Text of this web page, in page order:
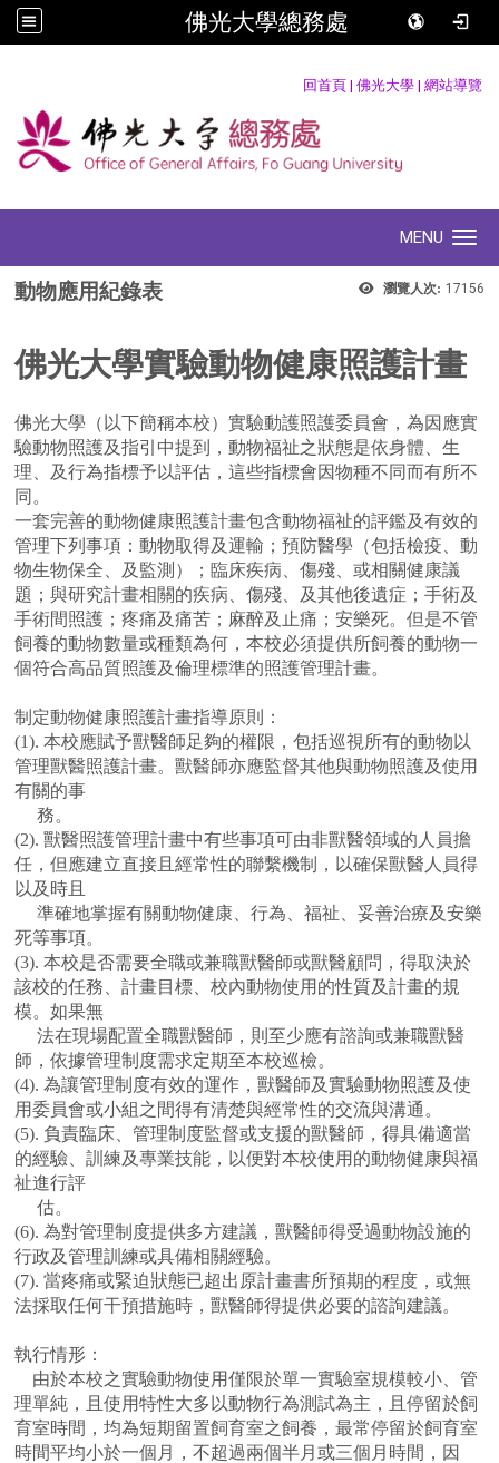
佛光大學總務處
回首頁 | 佛光大學 | 網站導覽
MENU
瀏覽人次: 17156
動物應用紀錄表
佛光大學實驗動物健康照護計畫
佛光大學（以下簡稱本校）實驗動護照護委員會，為因應實
驗動物照護及指引中提到，動物福祉之狀態是依身體、生
理、及行為指標予以評估，這些指標會因物種不同而有所不
同。
一套完善的動物健康照護計畫包含動物福祉的評鑑及有效的
管理下列事項：動物取得及運輸；預防醫學（包括檢疫、動
物生物保全、及監測）；臨床疾病、傷殘、或相關健康議
題；與研究計畫相關的疾病、傷殘、及其他後遺症；手術及
手術間照護；疼痛及痛苦；麻醉及止痛；安樂死。但是不管
飼養的動物數量或種類為何，本校必須提供所飼養的動物一
個符合高品質照護及倫理標準的照護管理計畫。
制定動物健康照護計畫指導原則：
(1). 本校應賦予獸醫師足夠的權限，包括巡視所有的動物以
管理獸醫照護計畫。獸醫師亦應監督其他與動物照護及使用
有關的事
務。
(2). 獸醫照護管理計畫中有些事項可由非獸醫領域的人員擔
任，但應建立直接且經常性的聯繫機制，以確保獸醫人員得
以及時且
準確地掌握有關動物健康、行為、福祉、妥善治療及安樂
死等事項。
(3).本校是否需要全職或兼職獸醫師或獸醫顧問，得取決於
該校的任務、計畫目標、校內動物使用的性質及計畫的規
模。如果無
法在現場配置全職獸醫師，則至少應有諮詢或兼職獸醫
師，依據管理制度需求定期至本校巡檢。
(4).為讓管理制度有效的運作，獸醫師及實驗動物照護及使
用委員會或小組之間得有清楚與經常性的交流與溝通。
(5). 負責臨床、管理制度監督或支援的獸醫師，得具備適當
的經驗、訓練及專業技能，以便對本校使用的動物健康與福
祉進行評
估。
(6).為對管理制度提供多方建議，獸醫師得受過動物設施的
行政及管理訓練或具備相關經驗。
(7).當疼痛或緊迫狀態已超出原計畫書所預期的程度，或無
法採取任何干預措施時，獸醫師得提供必要的諮詢建議。
執行情形：
由於本校之實驗動物使用僅限於單一實驗室規模較小、管
理單純，且使用特性大多以動物行為測試為主，且停留於飼
育室時間，均為短期留置飼育室之飼養，最常停留於飼育室
時間平均小於一個月，不超過兩個半月或三個月時間，因